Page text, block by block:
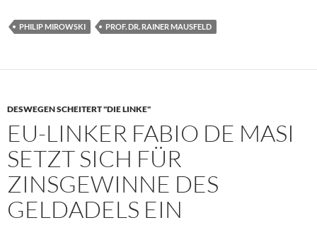
PHILIP MIROWSKI PROF. DR. RAINER MAUSFELD
DESWEGEN SCHEITERT "DIE LINKE"
EU-LINKER FABIO DE MASI
SETZT SICH FÜR
ZINSGEWINNE DES
GELDADELS EIN